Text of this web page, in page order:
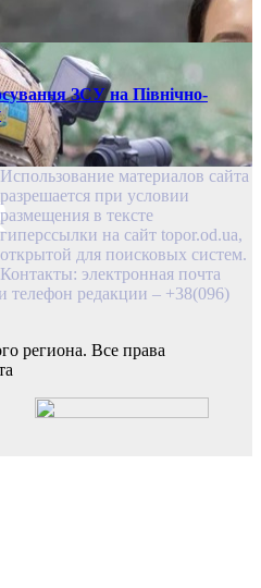
ЗСУ на Північно-
Использование материалов сайта
разрешается при условии
размещения в тексте
гиперссылки на сайт topor.od.ua,
открытой для поисковых систем.
Контакты: электронная почта
телефон редакции – +38(096)
региона. Все права